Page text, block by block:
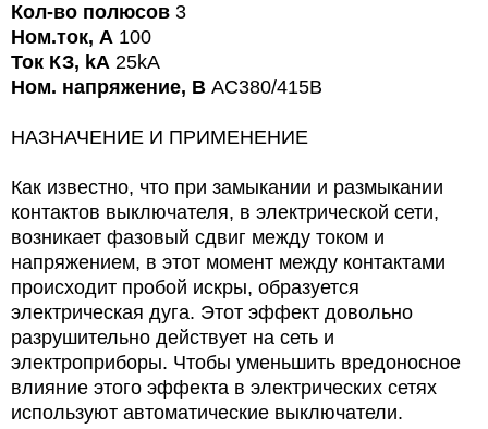
Кол-во полюсов 3
Ном.ток, А 100
Ток КЗ, kA 25kA
Ном. напряжение, В AC380/415В
НАЗНАЧЕНИЕ И ПРИМЕНЕНИЕ
Как известно, что при замыкании и размыкании
контактов выключателя, в электрической сети,
возникает фазовый сдвиг между током и
напряжением, в этот момент между контактами
происходит пробой искры, образуется
электрическая дуга. Этот эффект довольно
разрушительно действует на сеть и
электроприборы. Чтобы уменьшить вредоносное
влияние этого эффекта в электрических сетях
используют автоматические выключатели.